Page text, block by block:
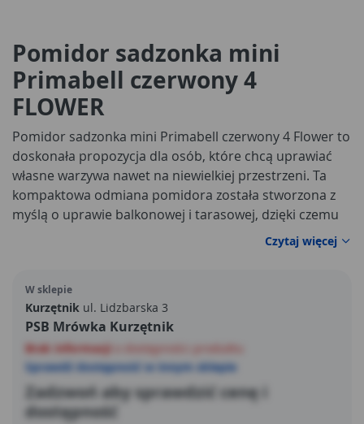
Pomidor sadzonka mini
Primabell czerwony 4
FLOWER
Pomidor sadzonka mini Primabell czerwony 4 Flower to
doskonała propozycja dla osób, które chcą uprawiać
własne warzywa nawet na niewielkiej przestrzeni. Ta
kompaktowa odmiana pomidora została stworzona z
myślą o uprawie balkonowej i tarasowej, dzięki czemu
świetnie sprawdzi się także w donicach ustawionych na
parapecie. Roślina sprzedawana jest w formie gotowej
się własnymi plonami bez konieczności wysiewu nasion.
Czytaj więcej
W sklepie
Kurzętnik ul. Lidzbarska 3
PSB Mrówka Kurzętnik
Brak informacji
Sprawdź dostępność w innym sklepie
Zadzwoń aby sprawdzić cenę i
dostępność